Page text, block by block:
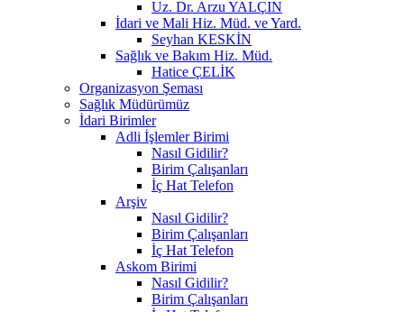
Uz. Dr. Arzu YALÇIN
İdari ve Mali Hiz. Müd. ve Yard.
Seyhan KESKİN
Sağlık ve Bakım Hiz. Müd.
Hatice ÇELİK
Organizasyon Şeması
Sağlık Müdürümüz
İdari Birimler
Adli İşlemler Birimi
Nasıl Gidilir?
Birim Çalışanları
İç Hat Telefon
Arşiv
Nasıl Gidilir?
Birim Çalışanları
İç Hat Telefon
Askom Birimi
Nasıl Gidilir?
Birim Çalışanları